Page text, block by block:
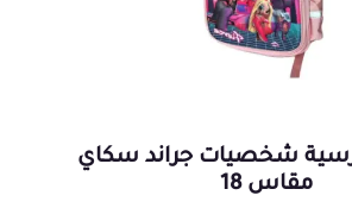
شخصيات جراند سكاي
مقاس 18